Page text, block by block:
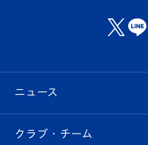
ニュース
すべて
クラブ・チーム